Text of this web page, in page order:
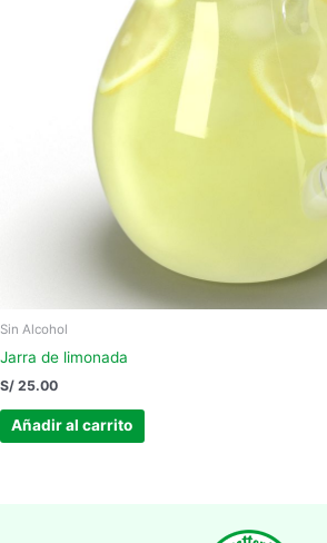
Sin Alcohol
Jarra de limonada
S/ 25.00
Añadir al carrito